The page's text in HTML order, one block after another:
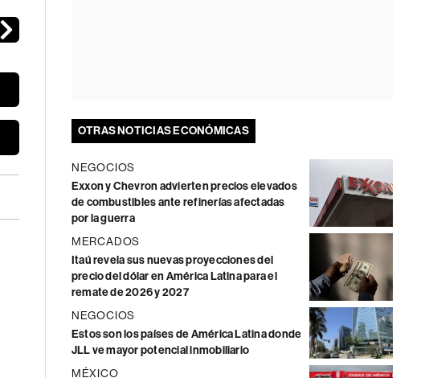
OTRAS NOTICIAS ECONÓMICAS
NEGOCIOS
Exxon y Chevron advierten precios elevados
de combustibles ante refinerías afectadas
por la guerra
MERCADOS
Itaú revela sus nuevas proyecciones del
precio del dólar en América Latina para el
remate de 2026 y 2027
NEGOCIOS
Estos son los países de América Latina donde
JLL ve mayor potencial inmobiliario
MÉXICO